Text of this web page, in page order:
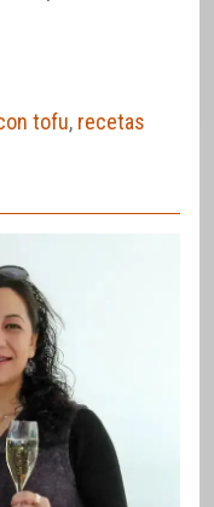
tofu, recetas